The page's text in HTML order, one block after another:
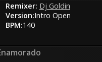
Remixer: Dj Goldin
Version:Intro Open
BPM:140